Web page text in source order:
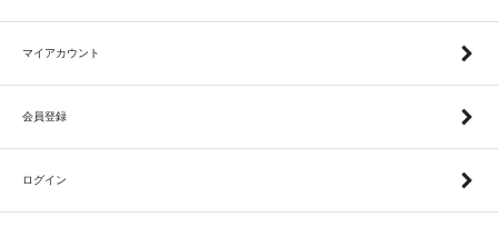
マイアカウント
会員登録
ログイン